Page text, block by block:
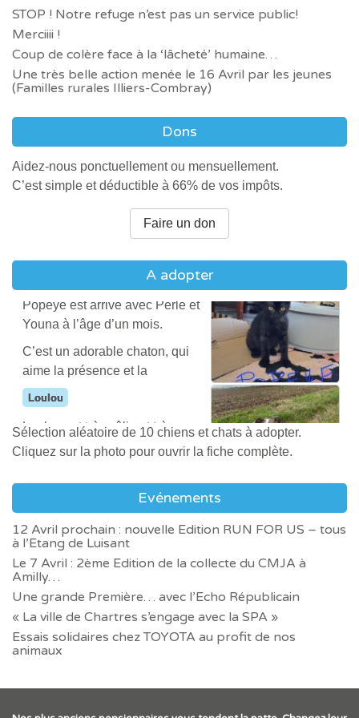
STOP ! Notre refuge n’est pas un service public!
Merciiii !
Coup de colère face à la ‘lâcheté’ humaine…
Une très belle action menée le 16 Avril par les jeunes
(Familles rurales Illiers-Combray)
Dons
Aidez-nous ponctuellement ou mensuellement.
C’est simple et déductible à 66% de vos impôts.
Faire un don
A adopter
matou.
Perturbé par son arrivée au
refuge, il a besoin de retrouver
un milieu calme.
compagnon idéal pour une
personne seule ou une famille
présents à leur domicile.
Duchesse et Omer
Décembre 2020 ; Omer est né le
4 Juin 2018.
Ils sont inséparables et sont à
adopter ensemble.
Ils sont mignons et apprécient
les balades et les jeux.
l’après-midi au 02 37 21 60 01,
côté chenil, pour de plus amples
informations.
Popeye est arrivé avec Perle et
C’est un adorable chaton, qui
compagnie de sa fratrie.
L’idéal reste l’adoption de 2
chatons, ou la présence d’un
autre jeune chat au domicile.
Loulou
Loulou est très câlin et très
proche de l’homme.
Mais il peut facilement mordre.
Son approche est donc
particulière.
de chatons. Elle est encore
petite et a besoin d’une
présence importante.
Elle est à la chatterie avec sa
fratrie.
Tootsie
Tootsie est une chienne
mignonne.
Elle a besoin de vivre en
Joli Coeur
Sélection aléatoire de 10 chiens et chats à adopter.
Cliquez sur la photo pour ouvrir la fiche complète.
Evénements
12 Avril prochain : nouvelle Edition RUN FOR US – tous
à l’Etang de Luisant
Le 7 Avril : 2ème Edition de la collecte du CMJA à
Amilly…
Une grande Première… avec l’Echo Républicain
« La ville de Chartres s’engage avec la SPA »
Essais solidaires chez TOYOTA au profit de nos
animaux
Tootsie
Attend depuis 5 ans
Tootsie est une chienne mignonne.
Elle a besoin de vivre en maison, avec
espace clos.
Attend depuis Age inconnu
Bonbon est avec son groupe de
Il est encore petit et il serait bien qu’il
soit adopté avec un autre chaton du
groupe.
Raven
Attend depuis 6 ans et 6 mois
Raven est une chienne magnifique.
Elle avait été abandonnée, attachée
aux grilles du refuge.
Il faut prendre des précautions avec
Raven lorsqu’elle ne connaît pas les
personnes.
Ninou
Perturbé par son arrivée au refuge, il a